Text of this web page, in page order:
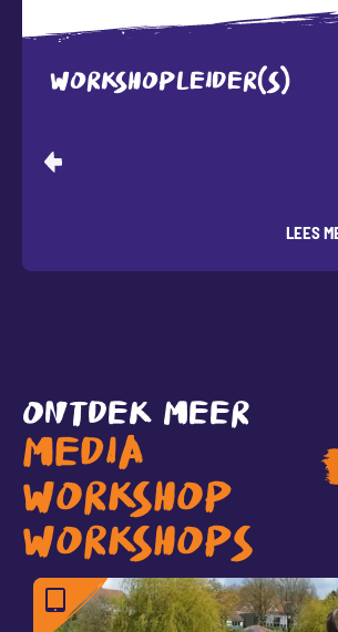
WORKSHOPLEIDER(S)
LEES
ONTDEK MEER
MEDIA
WORKSHOP
WORKSHOPS